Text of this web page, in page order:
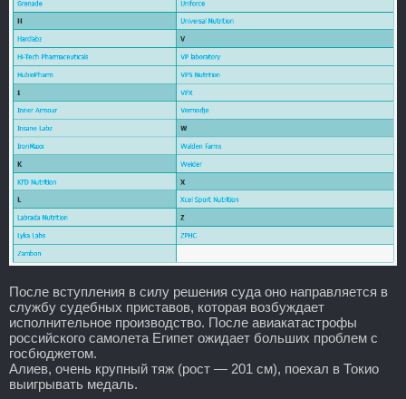
После вступления в силу решения суда оно направляется в
службу судебных приставов, которая возбуждает
исполнительное производство. После авиакатастрофы
российского самолета Египет ожидает больших проблем с
госбюджетом.
Алиев, очень крупный тяж (рост — 201 см), поехал в Токио
выигрывать медаль.